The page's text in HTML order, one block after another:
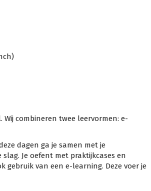
combineren twee leervormen: e-
dagen ga je samen met je
Je oefent met praktijkcases en
gebruik van een e-learning. Deze voer je